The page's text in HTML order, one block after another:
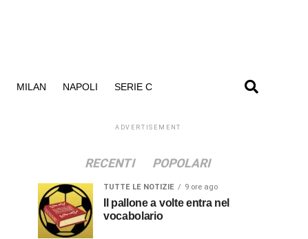
MILAN NAPOLI SERIE C
ADVERTISEMENT
RECENTI POPOLARI
TUTTE LE NOTIZIE 9 ore ago
Il pallone a volte entra nel
vocabolario